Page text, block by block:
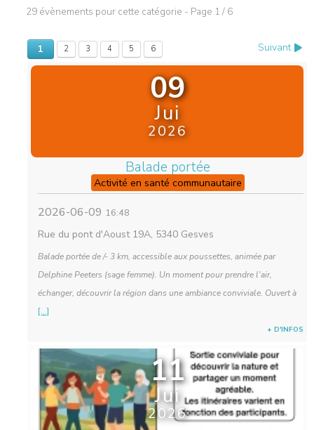
29 évènements pour cette catégorie - Page 1 / 6
1 2 3 4 5 6 Suivant
09
Jui
2026
Balade portée
Activité en santé communautaire
2026-06-09 16:48
Rue du pont d'Aoust 19A, 5340 Gesves
Balade portée de /- 3 km, accessible aux poussettes, animée par
Delphine Peeters (sage femme). Un moment pour prendre l'air,
échanger, découvrir la région dans une ambiance conviviale. Ouvert à
[...]
+ D'INFOS
11
Jui
2026